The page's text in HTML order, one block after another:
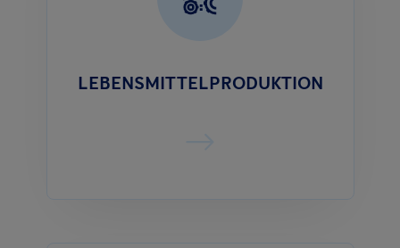
LEBENSMITTELPRODUKTION